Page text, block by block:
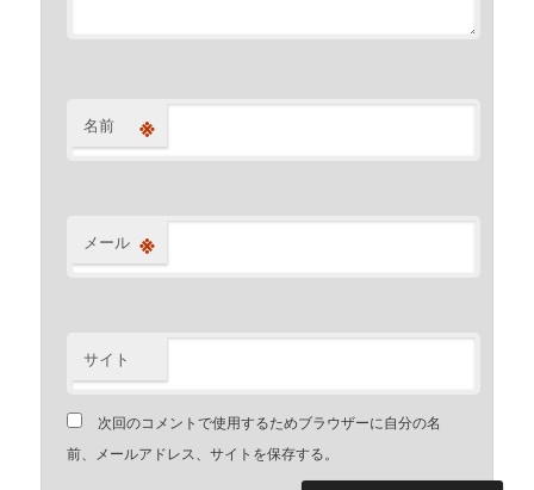
名前 ※
メール ※
サイト
次回のコメントで使用するためブラウザーに自分の名
前、メールアドレス、サイトを保存する。